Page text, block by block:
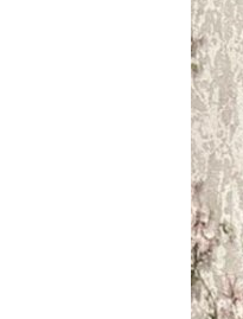
ЫҢГАЙСЫЗ СУРООЛОР